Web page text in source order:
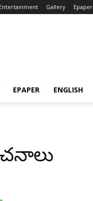
Entertainment Gallery Epaper
EPAPER ENGLISH